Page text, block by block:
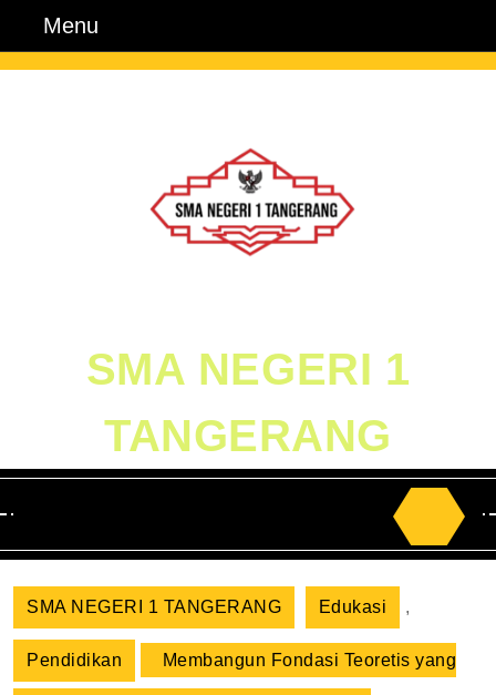
Menu
SMA NEGERI 1
TANGERANG
for:
SMA NEGERI 1 TANGERANG Edukasi ,
Pendidikan Membangun Fondasi Teoretis yang